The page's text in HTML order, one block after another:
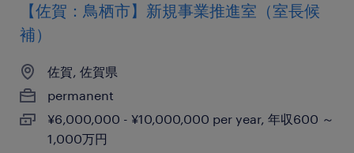
【佐賀：鳥栖市】新規事業推進室（室長候
補）
佐賀, 佐賀県
permanent
¥6,000,000 - ¥10,000,000 per year, 年収600 ～
1,000万円